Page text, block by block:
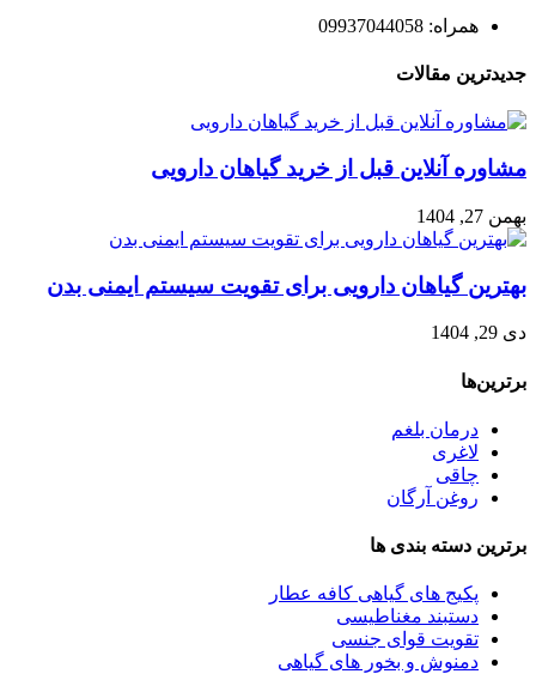
همراه: 09937044058
جدیدترین مقالات
مشاوره آنلاین قبل از خرید گیاهان دارویی
بهمن 27, 1404
بهترین گیاهان دارویی برای تقویت سیستم ایمنی بدن
دی 29, 1404
برترین‌ها
درمان بلغم
لاغری
چاقی
روغن آرگان
برترین‌ دسته بندی ها
پکیج های گیاهی کافه عطار
دستبند مغناطیسی
تقویت قوای جنسی
دمنوش و بخور های گیاهی